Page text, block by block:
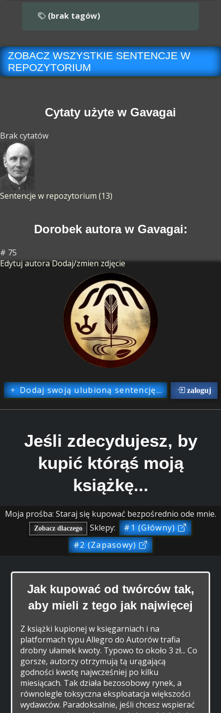
(brak tagów)
ZOBACZ WSZYSTKIE SENTENCJE W
REPOZYTORIUM
Cytaty użyte w Gavagai
Brak cytatów
Sentencje w repozytorium (13)
Dorobek autora w Gavagai:
# 75
Edytuj autoraDodaj/zmien zdjęcie
Dodaj swoją ulubioną sentencję... zaloguj
Jeśli zdecydujesz, by
kupić którąś moją
książkę...
Moja prośba: Staraj się kupować bezpośrednio ode mnie.
Zobacz dlaczego Sklepy:
#1 (Główny)
#2 (Zapasowy)
Jak kupować od twórców tak,
aby mieli z tego jak najwięcej
Z książki kupionej w księgarniach i na
platformach typu Allegro do Autorów trafia
drobny ułamek kwoty. Typowo to około 3 zł... Co
gorsze, autorzy otrzymują tą urągającą
godności kwotę najwcześniej po kilku
miesiącach. Tak działa bezosobowy rynek, a
równolegle toksyczna eksploatacja większości
wydawców. Paradoksalnie, jeśli chcesz wspierać